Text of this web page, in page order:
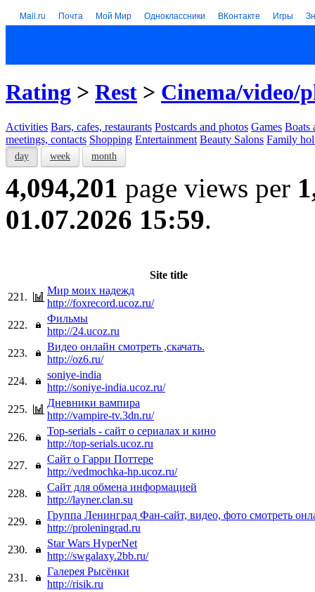
Mail.ru Почта Мой Мир Одноклассники ВКонтакте Игры
Rating > Rest > Cinema/video/
Activities Bars, cafes, restaurants Postcards and photos Games Boats
meetings, contacts Shopping Entertainment Beauty Salons Family
day week month
4,094,201 page views per
01.07.2026 15:59.
Site title
221.
Мир моих надежд
http://foxrecord.ucoz.ru/
222.
Фильмы
http://24.ucoz.ru
223.
Видео онлайн смотреть ,скачать.
http://oz6.ru/
224.
soniye-india
http://soniye-india.ucoz.ru/
225.
Дневники вампира
http://vampire-tv.3dn.ru/
226.
Top-serials - сайт о сериалах и кино
http://top-serials.ucoz.ru
227.
Сайт о Гарри Поттере
http://vedmochka-hp.ucoz.ru/
228.
Сайт для обмена информацией
http://layner.clan.su
229.
Группа Ленинград Фан-сайт, видео, фото смотреть
http://proleningrad.ru
230.
Star Wars HyperNet
http://swgalaxy.2bb.ru/
231.
Галерея Рысёнки
http://risik.ru